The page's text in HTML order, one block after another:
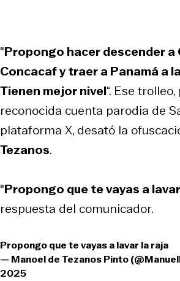
"Propongo hacer descender a
Concacaf y traer a Panamá a
Tienen mejor nivel“. Ese
reconocida cuenta parodia de
plataforma X, desató la
Tezanos.
"Propongo que te vayas a
respuesta del comunicador.
Propongo que te vayas a lavar la raja
— Manoel de Tezanos Pinto
2025